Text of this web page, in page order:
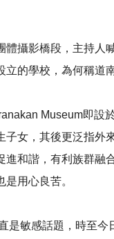
體攝影橋段，主持
的學校，為何稱道
Museum即設
女，其後更泛指外
和諧，有利族群融
用心良苦。
是敏感話題，時至